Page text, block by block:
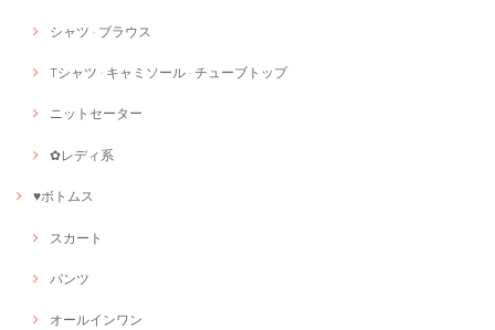
シャツ · ブラウス
Tシャツ · キャミソール · チューブトップ
ニットセーター
✿レディ系
♥ボトムス
スカート
パンツ
オールインワン